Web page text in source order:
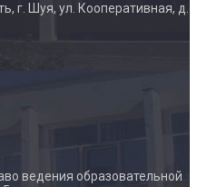
г. Шуя, ул. Кооперативная, д.
ведения образовательной